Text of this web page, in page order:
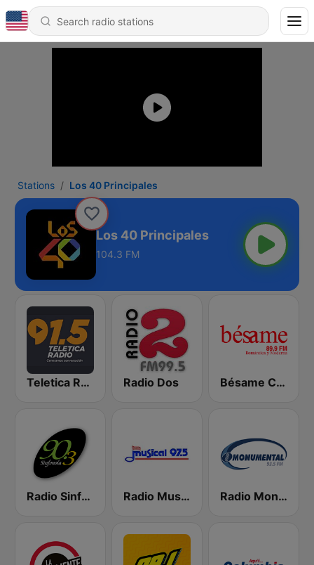
Stations Los 40 Principales
Los 40 Principales
104.3 FM
Teletica Radio 91.5 FM Radio Dos Bésame Costa Rica
Radio Sinfonola Radio Musical Radio Monumental